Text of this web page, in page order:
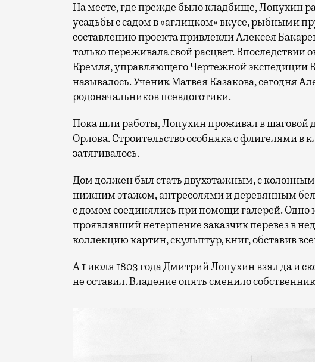
На месте, где прежде было кладбище, Лопухин
усадьбы с садом в «аглицком» вкусе, рыбными
составлению проекта привлекли Алексея
только переживала свой расцвет. Впоследствии
Кремля, управляющего Чертежной экспедиции
называлось. Ученик Матвея Казакова, сегодня
родоначальников псевдоготики.
Пока шли работы, Лопухин проживал в шаговой
Орлова. Строительство особняка с флигелями в
затягивалось.
Дом должен был стать двухэтажным, с
нижним этажом, антресолями и деревянным
с домом соединялись при помощи галерей. Одно
проявлявший нетерпение заказчик перевез в
коллекцию картин, скульптур, книг, обставив
А 1 июля 1803 года Дмитрий Лопухин взял да и
не оставил. Владение опять сменило